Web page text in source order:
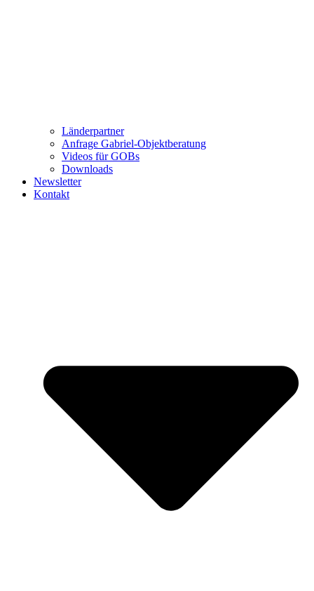
Länderpartner
Anfrage Gabriel-Objektberatung
Videos für GOBs
Downloads
Newsletter
Kontakt